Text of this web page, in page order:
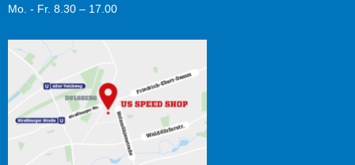
Mo. - Fr. 8.30 – 17.00